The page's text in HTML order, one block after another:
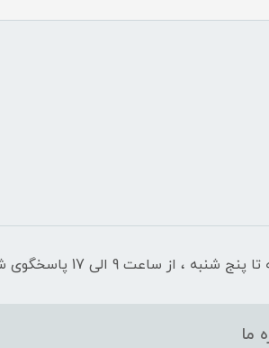
شنبه ، از ساعت 9 الی 17 پاسخگوی شما هستیم
ما